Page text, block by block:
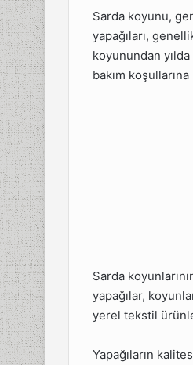
Sarda koyunu,
yapağıları,
koyunundan
bakım
Sarda
yapağılar,
yerel tekstil
Yapağıların